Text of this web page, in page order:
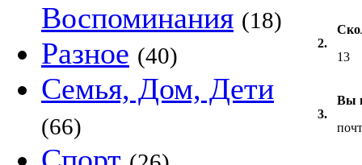
Воспоминания (18)
Разное (40)
Семья, Дом, Дети
(66)
2.
13
3.
Вы